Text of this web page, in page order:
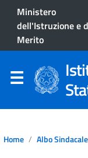
Ministero
dell'Istruzione e
Merito
Home Albo Sindacale